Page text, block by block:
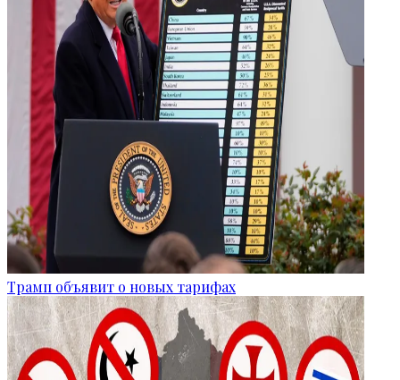
Трамп объявит о новых тарифах